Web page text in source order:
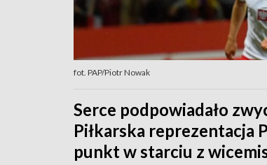
fot. PAP/Piotr Nowak
Serce podpowiadało
Piłkarska reprezentacja
punkt w starciu z